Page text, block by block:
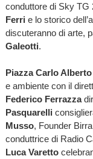
conduttore di Sky TG
Ferri e lo storico
discuteranno di arte,
Galeotti.
Piazza Carlo Alberto
e ambiente con il
Federico Ferrazza
Pasquarelli
Musso, Founder
conduttrice di Radio
Luca Varetto